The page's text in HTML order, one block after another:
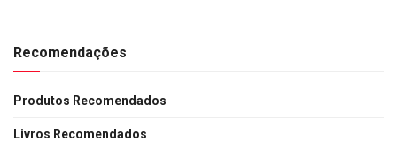
Recomendações
Produtos Recomendados
Livros Recomendados